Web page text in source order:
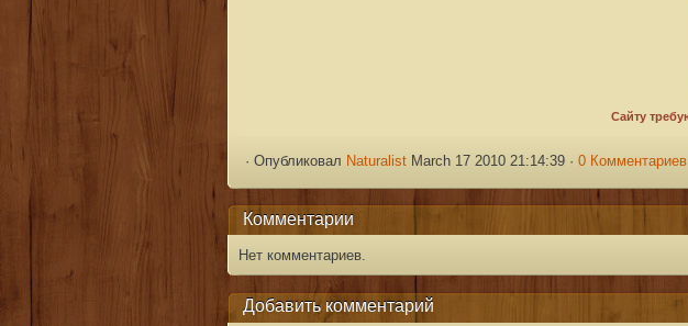
· Опубликовал Naturalist March 17 2010 21:14:39 ·0 Комментариев
Комментарии
Нет комментариев.
Добавить комментарий